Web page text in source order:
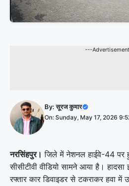
---
By:सूरज कुमार
On: Sunday, May 17, 2026
नरसिंहपुर। जिले में नेशनल हाईवे-44 पर
सीसीटीवी वीडियो सामने आया है।
रफ्तार कार डिवाइडर से टकराकर हवा